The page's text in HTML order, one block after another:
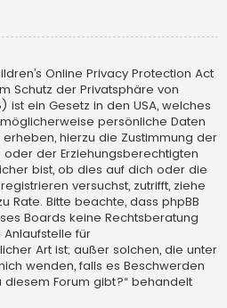
Online Privacy Protection Act
Schutz der Privatsphäre von
ist ein Gesetz in den USA, welches
persönliche Daten
hierzu die Zustimmung der
der Erziehungsberechtigten
bist, ob dies auf dich oder die
versuchst, zutrifft, ziehe
Rate. Bitte beachte, dass phpBB
Boards keine Rechtsberatung
für
Art ist; außer solchen, die unter
wenden, falls es Beschwerden
Forum gibt?“ behandelt